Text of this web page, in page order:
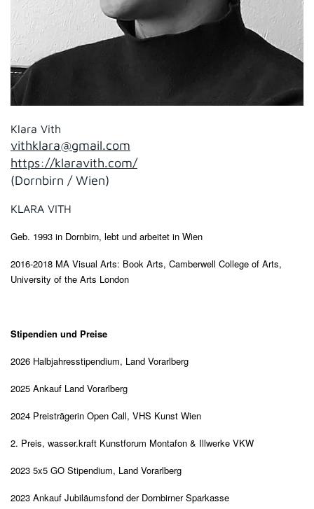
Klara Vith
vithklara@gmail.com
https://klaravith.com/
(Dornbirn / Wien)
KLARA VITH
Geb. 1993 in Dornbirn, lebt und arbeitet in Wien
2016-2018 MA Visual Arts: Book Arts, Camberwell College of Arts,
University of the Arts London
Stipendien und Preise
2026 Halbjahresstipendium, Land Vorarlberg
2025 Ankauf Land Vorarlberg
2024 Preisträgerin Open Call, VHS Kunst Wien
2. Preis, wasser.kraft Kunstforum Montafon & Illwerke VKW
2023 5x5 GO Stipendium, Land Vorarlberg
2023 Ankauf Jubiläumsfond der Dornbirner Sparkasse